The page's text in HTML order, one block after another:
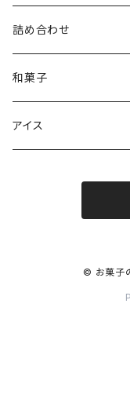
詰め合わせ
和菓子
アイス
© お菓子